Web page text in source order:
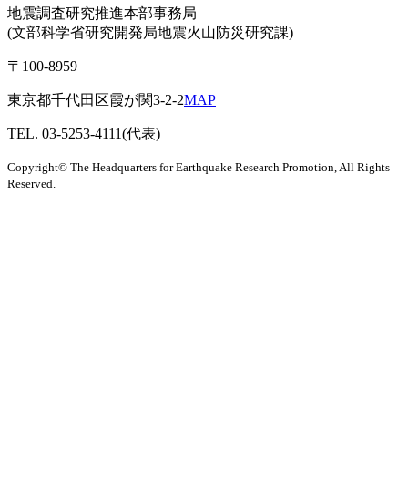
地震調査研究推進本部事務局
(文部科学省研究開発局地震火山防災研究課)
〒100-8959
東京都千代田区霞が関3-2-2MAP
TEL. 03-5253-4111(代表)
Copyright© The Headquarters for Earthquake Research Promotion, All Rights
Reserved.